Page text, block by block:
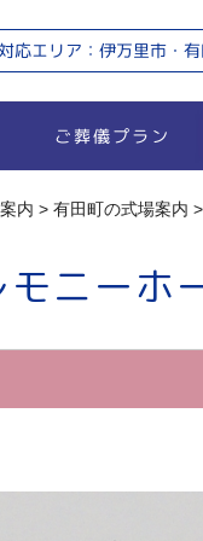
応エリア：伊万里市・
ご葬儀プラン
内 > 有田町の式場案内 >
ニーホ